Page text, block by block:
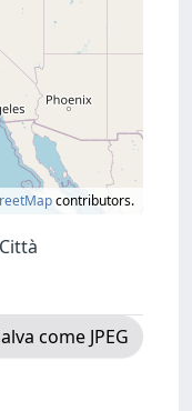
contributors.
Città
come JPEG